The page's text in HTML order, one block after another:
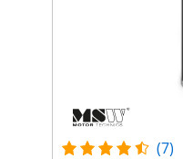
(7)